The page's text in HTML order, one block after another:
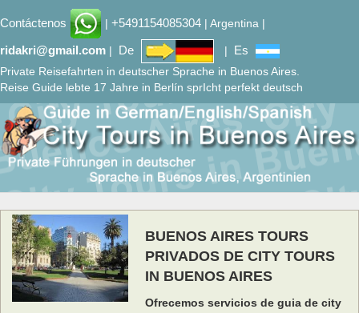
Contáctenos | +5491154085304 | Argentina |
ridakri@gmail.com | De | Es
Private Reisefahrten in deutscher Sprache in Buenos Aires.
Reise Guide lebte 17 Jahre in Berlín sprIcht perfekt deutsch
BUENOS AIRES TOURS
PRIVADOS DE CITY TOURS
IN BUENOS AIRES
Ofrecemos servicios de guia de city